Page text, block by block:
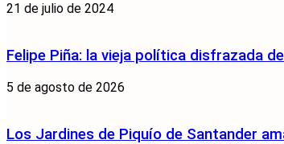
21 de julio de 2024
Felipe Piña: la vieja política disfrazada
5 de agosto de 2026
Los Jardines de Piquío de Santander